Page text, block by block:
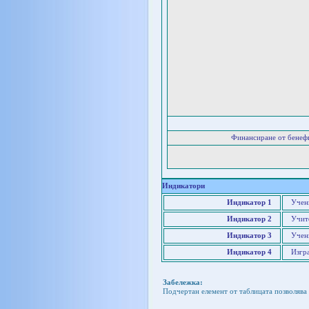
Финансиране от
Индикатори
Индикатор 1
Индикатор 2
Индикатор 3
Индикатор 4
Забележка:
Подчертан елемент от таблицата